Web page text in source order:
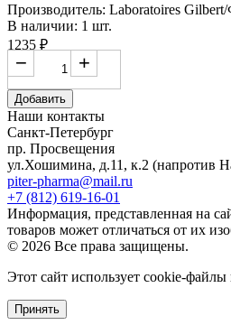
Производитель: Laboratoires
В наличии: 1 шт.
1235 ₽
+
−
Добавить
Наши контакты
Санкт-Петербург
пр. Просвещения
ул.Хошимина, д.11, к.2 (напротив
piter-pharma@mail.ru
+7 (812) 619-16-01
Информация, представленная на
товаров может отличаться от их
© 2026 Все права защищены.
Этот сайт использует cookie-
Принять